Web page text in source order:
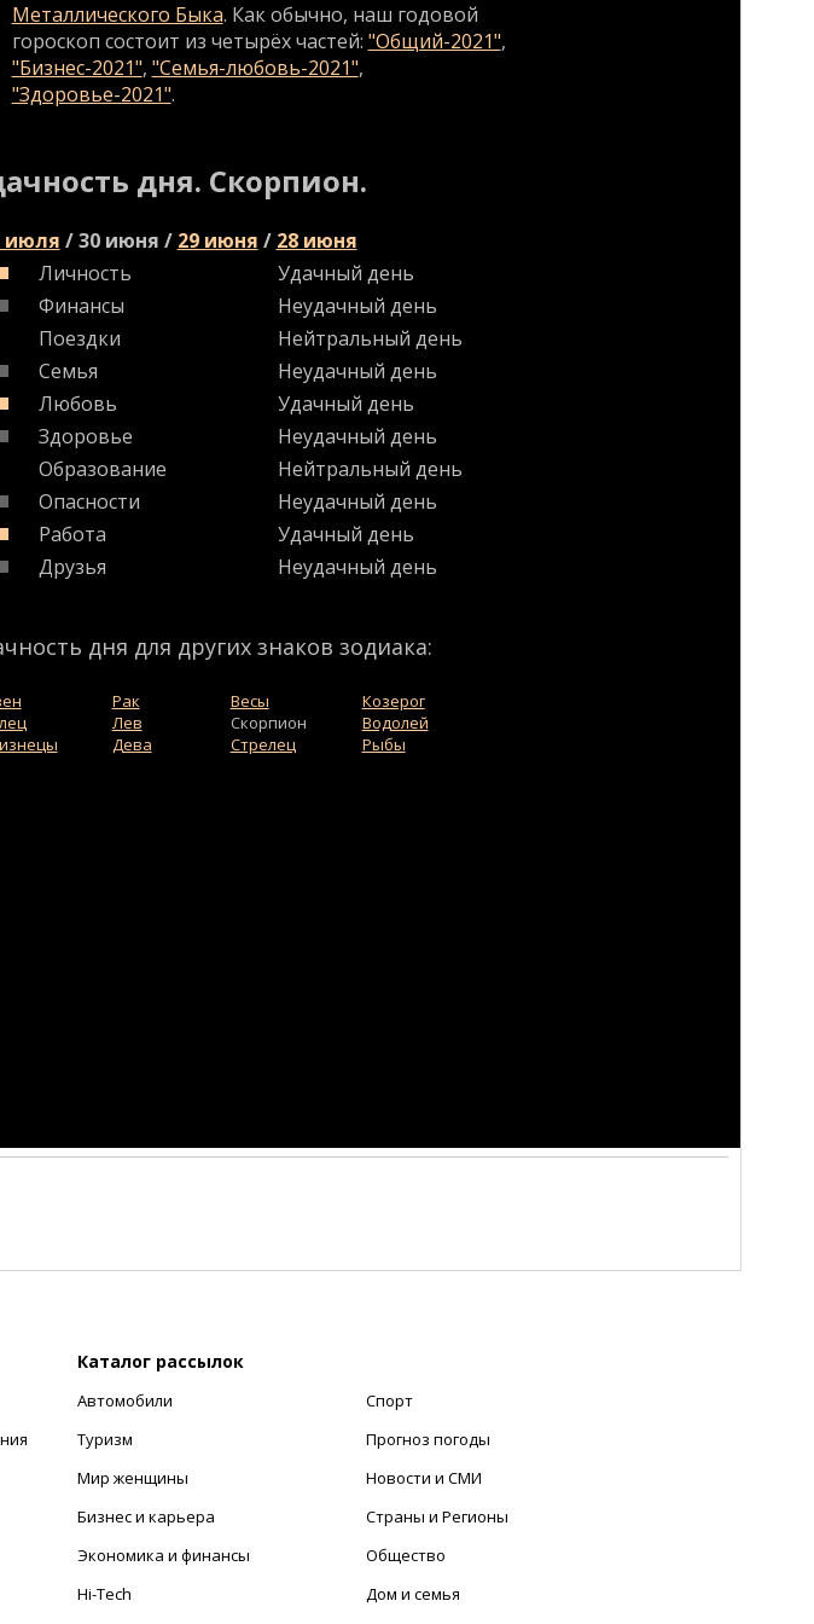
Металлического Быка. Как обычно, наш годовой
гороскоп состоит из четырёх частей: "Общий-2021",
"Бизнес-2021", "Семья-любовь-2021",
"Здоровье-2021".
дня. Скорпион.
июля / 30 июня / 29 июня / 28 июня
Личность
Удачный день
Финансы
Неудачный день
Поездки
Нейтральный день
Семья
Неудачный день
Любовь
Удачный день
Здоровье
Неудачный день
Образование
Нейтральный день
Опасности
Неудачный день
Работа
Удачный день
Друзья
Неудачный день
дня для других знаков зодиака:
Рак
Лев
Дева
Весы
Скорпион
Стрелец
Козерог
Водолей
Рыбы
Каталог рассылок
Автомобили
Туризм
Мир женщины
Бизнес и карьера
Экономика и финансы
Hi-Tech
Спорт
Прогноз погоды
Новости и СМИ
Страны и Регионы
Общество
Дом и семья